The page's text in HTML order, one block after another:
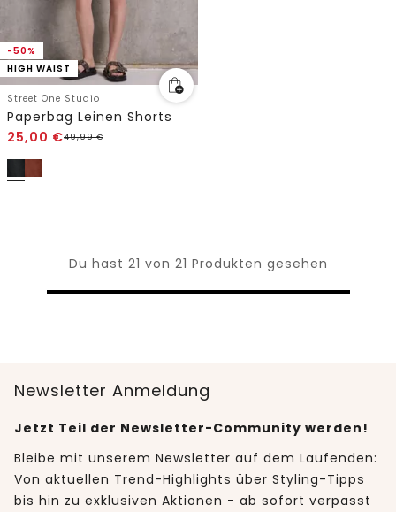
-50%
HIGH WAIST
Street One Studio
Paperbag Leinen Shorts
25,00 €49,99€
Du hast 21 von 21 Produkten gesehen
Newsletter Anmeldung
Jetzt Teil der Newsletter-Community werden!
Bleibe mit unserem Newsletter auf dem Laufenden:
Von aktuellen Trend-Highlights über Styling-Tipps
bis hin zu exklusiven Aktionen - ab sofort verpasst